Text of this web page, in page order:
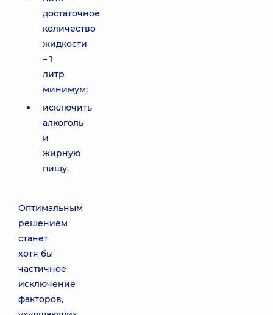
достаточное
количество
жидкости
– 1
литр
минимум;
исключить
алкоголь
и
жирную
пищу.
Оптимальным
решением
станет
хотя бы
частичное
исключение
факторов,